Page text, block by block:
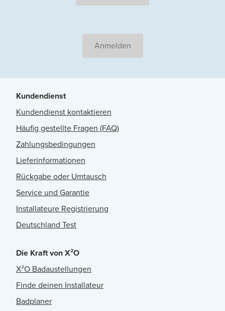
Anmelden
Kundendienst
Kundendienst kontaktieren
Häufig gestellte Fragen (FAQ)
Zahlungsbedingungen
Lieferinformationen
Rückgabe oder Umtausch
Service und Garantie
Installateure Registrierung
Deutschland Test
Die Kraft von X²O
X²O Badaustellungen
Finde deinen Installateur
Badplaner